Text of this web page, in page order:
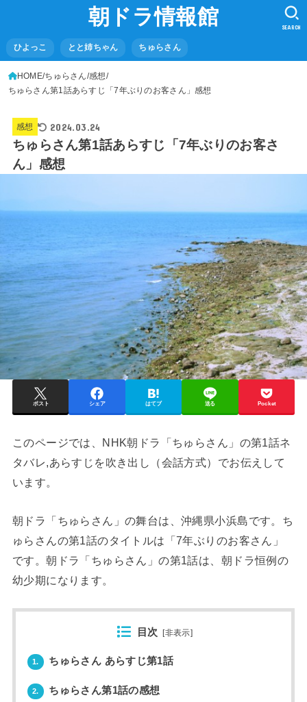
朝ドラ情報館
ひよっこ とと姉ちゃん ちゅらさん
SEARCH
HOME ちゅらさん 感想
ちゅらさん第1話あらすじ「7年ぶりのお客さん」感想
感想 2024.03.24
ちゅらさん第1話あらすじ「7年ぶりのお客さ
ん」感想
ポスト シェア はてブ 送る Pocket
このページでは、NHK朝ドラ「ちゅらさん」の第1話ネ
タバレ,あらすじを吹き出し（会話方式）でお伝えして
います。
朝ドラ「ちゅらさん」の舞台は、沖縄県小浜島です。ち
ゅらさんの第1話のタイトルは「7年ぶりのお客さん」
です。朝ドラ「ちゅらさん」の第1話は、朝ドラ恒例の
幼少期になります。
目次 [非表示]
1. ちゅらさん あらすじ第1話
2. ちゅらさん第1話の感想